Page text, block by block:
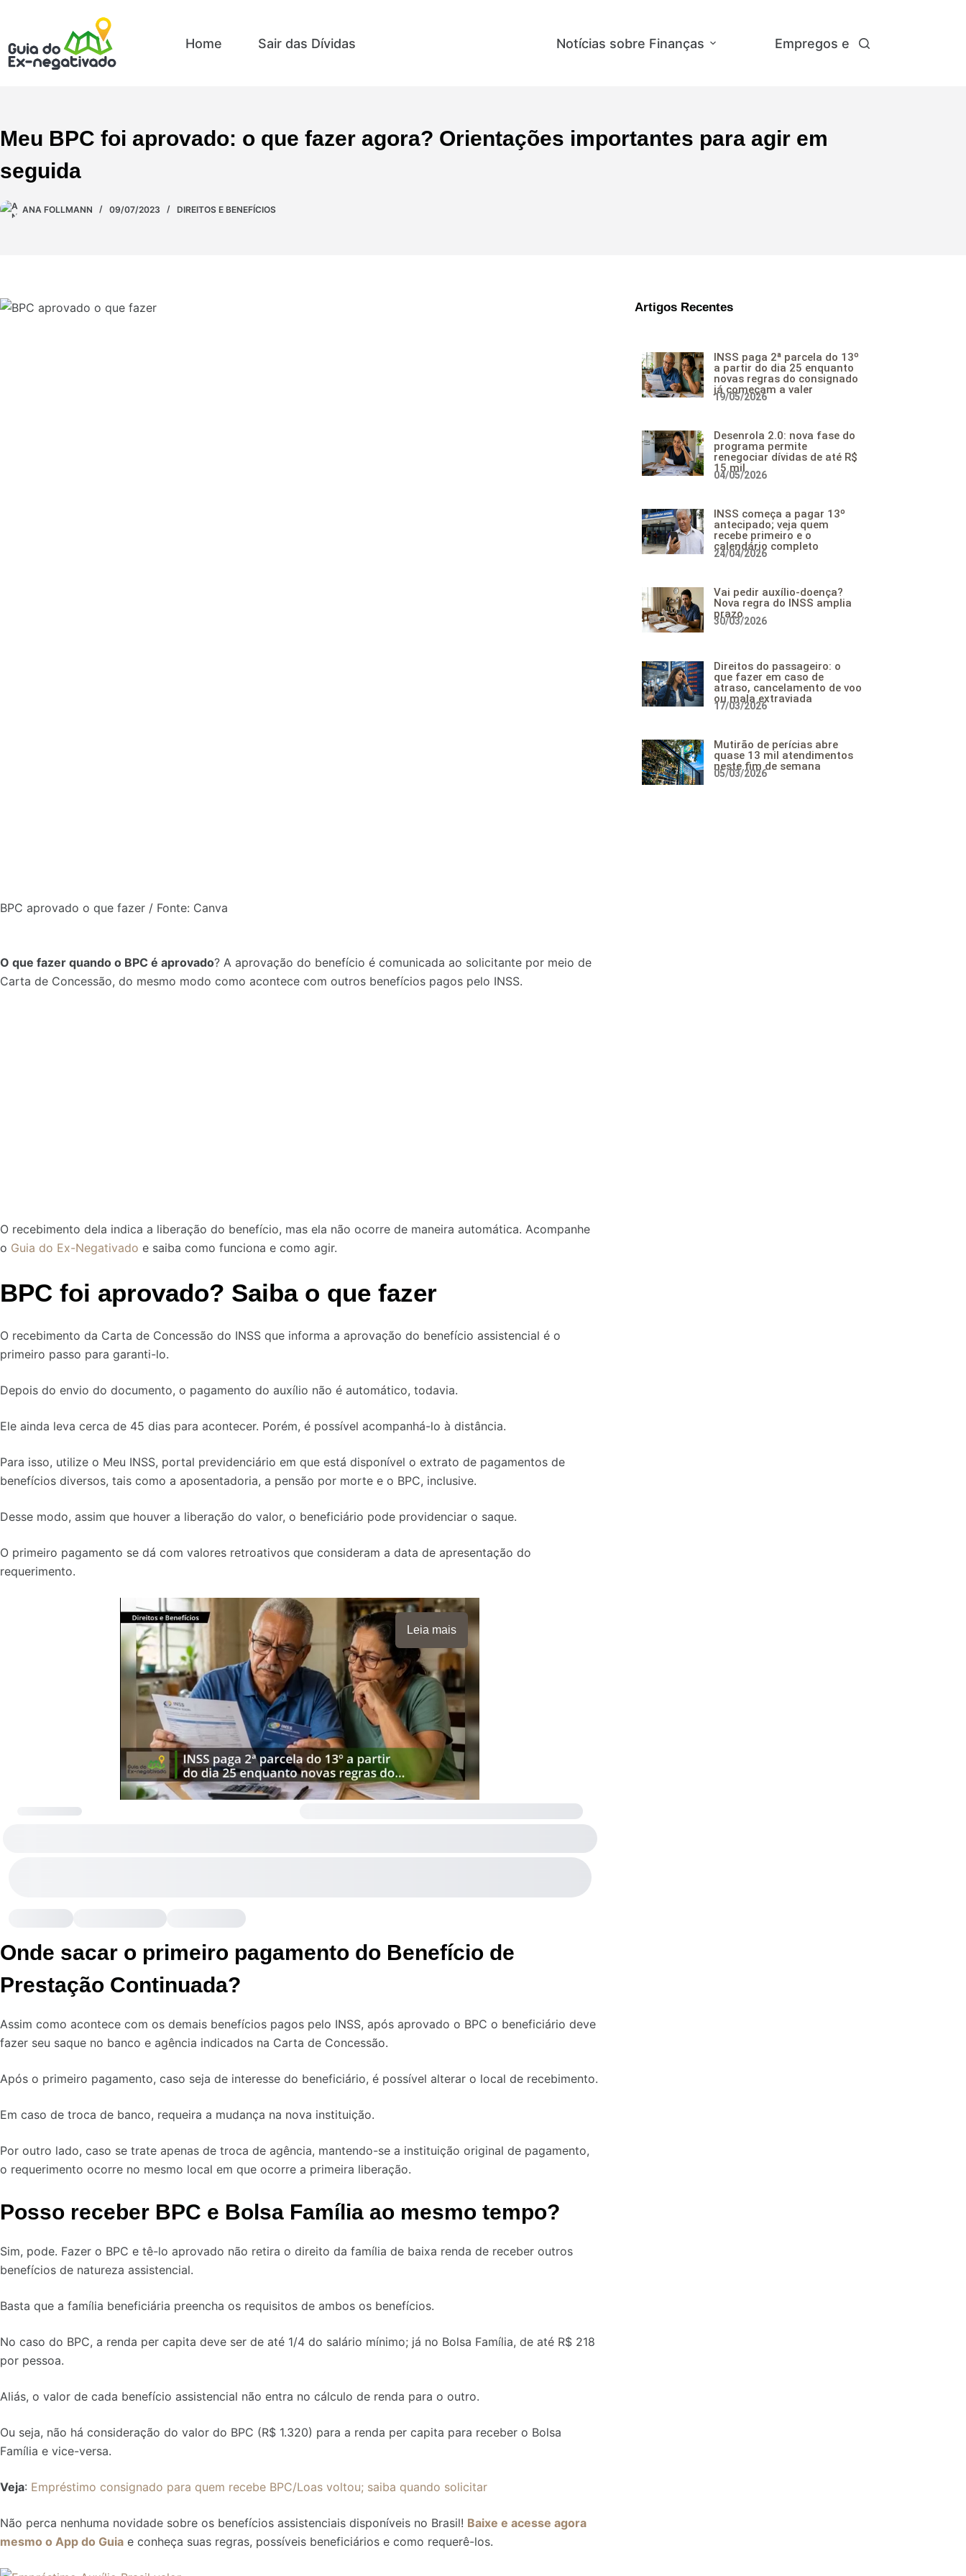
Home Sair das Dívidas Notícias sobre Finanças Empregos e Concursos
Meu BPC foi aprovado: o que fazer agora? Orientações importantes para agir em
seguida
ANA FOLLMANN 09/07/2023 DIREITOS E BENEFÍCIOS
BPC aprovado o que fazer / Fonte: Canva
O que fazer quando o BPC é aprovado? A aprovação do benefício é comunicada ao solicitante por meio de
Carta de Concessão, do mesmo modo como acontece com outros benefícios pagos pelo INSS.
O recebimento dela indica a liberação do benefício, mas ela não ocorre de maneira automática. Acompanhe
o Guia do Ex-Negativado e saiba como funciona e como agir.
BPC foi aprovado? Saiba o que fazer
O recebimento da Carta de Concessão do INSS que informa a aprovação do benefício assistencial é o
primeiro passo para garanti-lo.
Depois do envio do documento, o pagamento do auxílio não é automático, todavia.
Ele ainda leva cerca de 45 dias para acontecer. Porém, é possível acompanhá-lo à distância.
Para isso, utilize o Meu INSS, portal previdenciário em que está disponível o extrato de pagamentos de
benefícios diversos, tais como a aposentadoria, a pensão por morte e o BPC, inclusive.
Desse modo, assim que houver a liberação do valor, o beneficiário pode providenciar o saque.
O primeiro pagamento se dá com valores retroativos que consideram a data de apresentação do
requerimento.
Leia mais
Onde sacar o primeiro pagamento do Benefício de
Prestação Continuada?
Assim como acontece com os demais benefícios pagos pelo INSS, após aprovado o BPC o beneficiário deve
fazer seu saque no banco e agência indicados na Carta de Concessão.
Após o primeiro pagamento, caso seja de interesse do beneficiário, é possível alterar o local de recebimento.
Em caso de troca de banco, requeira a mudança na nova instituição.
Por outro lado, caso se trate apenas de troca de agência, mantendo-se a instituição original de pagamento,
o requerimento ocorre no mesmo local em que ocorre a primeira liberação.
Posso receber BPC e Bolsa Família ao mesmo tempo?
Sim, pode. Fazer o BPC e tê-lo aprovado não retira o direito da família de baixa renda de receber outros
benefícios de natureza assistencial.
Basta que a família beneficiária preencha os requisitos de ambos os benefícios.
No caso do BPC, a renda per capita deve ser de até 1/4 do salário mínimo; já no Bolsa Família, de até R$ 218
por pessoa.
Aliás, o valor de cada benefício assistencial não entra no cálculo de renda para o outro.
Ou seja, não há consideração do valor do BPC (R$ 1.320) para a renda per capita para receber o Bolsa
Família e vice-versa.
Veja: Empréstimo consignado para quem recebe BPC/Loas voltou; saiba quando solicitar
Não perca nenhuma novidade sobre os benefícios assistenciais disponíveis no Brasil! Baixe e acesse agora
mesmo o App do Guia e conheça suas regras, possíveis beneficiários e como requerê-los.
Artigos Recentes
INSS paga 2ª parcela do 13º
a partir do dia 25 enquanto
novas regras do consignado
já começam a valer
19/05/2026
Desenrola 2.0: nova fase do
programa permite
renegociar dívidas de até R$
15 mil
04/05/2026
INSS começa a pagar 13º
antecipado; veja quem
recebe primeiro e o
calendário completo
24/04/2026
Vai pedir auxílio-doença?
Nova regra do INSS amplia
prazo
30/03/2026
Direitos do passageiro: o
que fazer em caso de
atraso, cancelamento de voo
ou mala extraviada
17/03/2026
Mutirão de perícias abre
quase 13 mil atendimentos
neste fim de semana
05/03/2026